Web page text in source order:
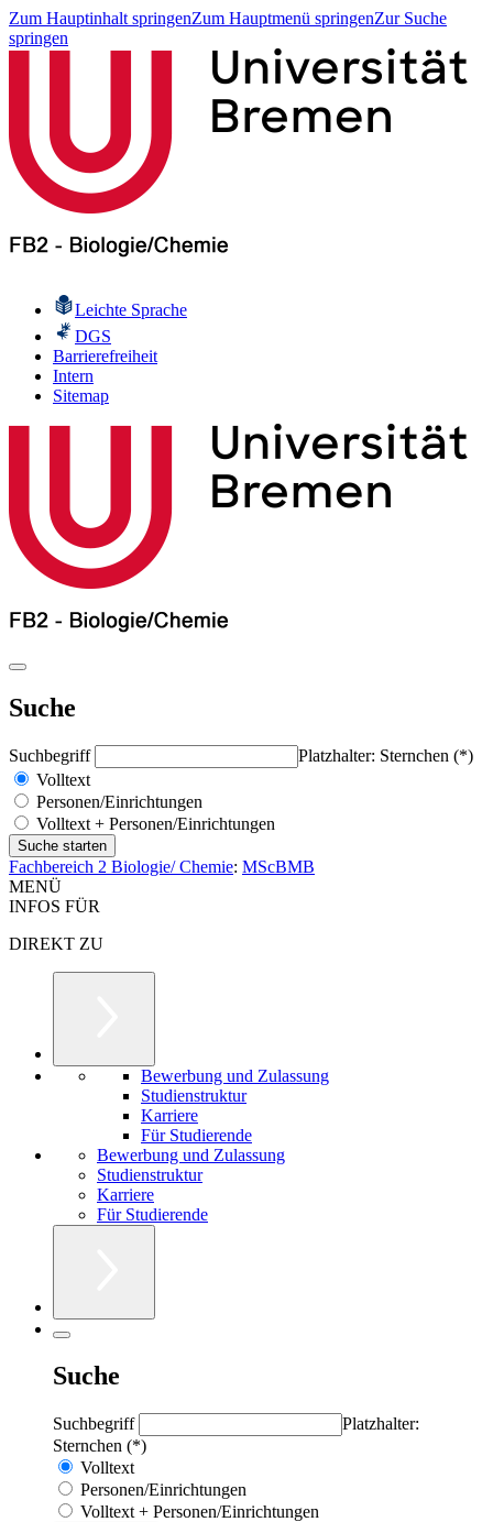
Zum Hauptinhalt springenZum Hauptmenü springenZur Suche
springen
Leichte Sprache
DGS
Barrierefreiheit
Intern
Sitemap
Suche
Suchbegriff
Platzhalter: Sternchen (*)
Volltext
Personen/Einrichtungen
Volltext + Personen/Einrichtungen
Fachbereich 2 Biologie/ Chemie: MScBMB
MENÜ
INFOS FÜR
DIREKT ZU
Bewerbung und Zulassung
Studienstruktur
Karriere
Für Studierende
Bewerbung und Zulassung
Studienstruktur
Karriere
Für Studierende
Suche
Suchbegriff
Platzhalter:
Sternchen (*)
Volltext
Personen/Einrichtungen
Volltext + Personen/Einrichtungen